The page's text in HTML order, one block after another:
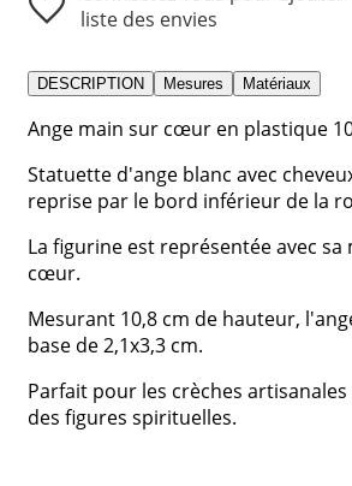
liste des envies
DESCRIPTION Mesures Matériaux
Ange main sur cœur en plastique
Statuette d'ange blanc avec
reprise par le bord inférieur de la
La figurine est représentée avec
cœur.
Mesurant 10,8 cm de hauteur,
base de 2,1x3,3 cm.
Parfait pour les crèches
des figures spirituelles.